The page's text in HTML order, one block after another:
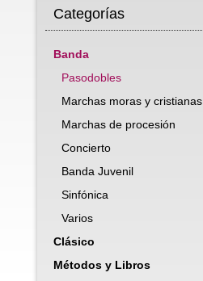
Categorías
Banda
Pasodobles
Marchas moras y cristianas
Marchas de procesión
Concierto
Banda Juvenil
Sinfónica
Varios
Clásico
Métodos y Libros